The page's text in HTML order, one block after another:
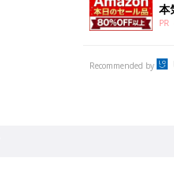
本
PR
Recommended by